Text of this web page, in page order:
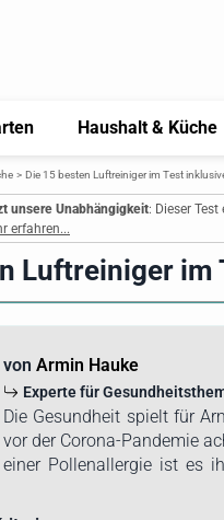
Haushalt & Küche
Die 15 besten Luftreiniger im Test
unsere Unabhängigkeit: Dieser
erfahren...
Luftreiniger
von Armin Hauke
Experte für
Die Gesundheit spielt für
vor der Corona-Pandemie
einer Pollenallergie ist es
nicht nur Pollen an,